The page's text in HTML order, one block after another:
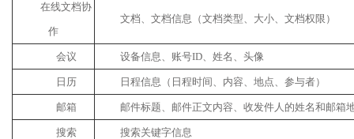
在线文档协
作
文档、文档信息（文档类型、大小、文档权限）
会议 设备信息、账号ID、姓名、头像
日历 日程信息（日程时间、内容、地点、参与者）
邮箱 邮件标题、邮件正文内容、收发件人的姓名和邮箱
搜索 搜索关键字信息